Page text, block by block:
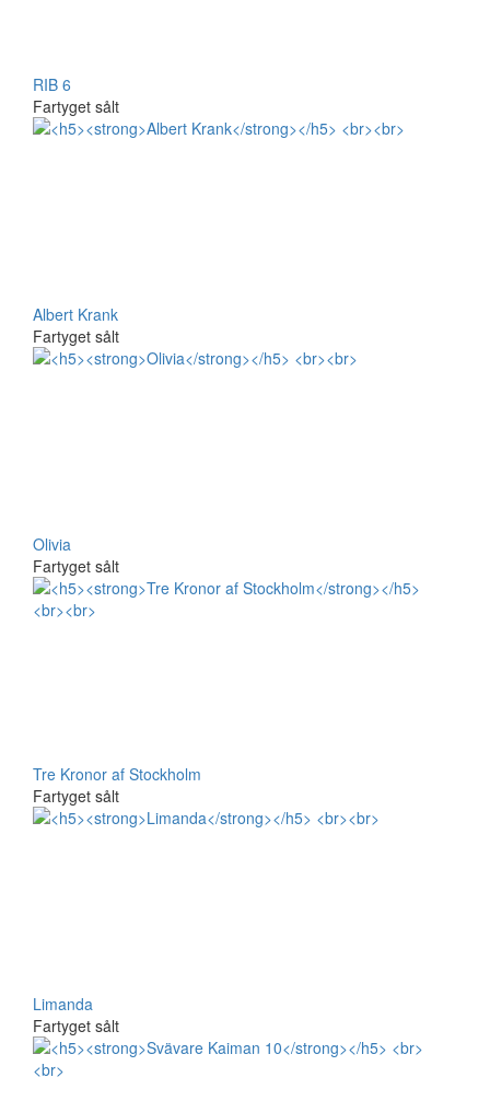
RIB 6
Fartyget sålt
Albert Krank
Fartyget sålt
Olivia
Fartyget sålt
Tre Kronor af Stockholm
Fartyget sålt
Limanda
Fartyget sålt